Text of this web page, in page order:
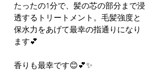
たったの1分で、髪の芯の部分まで浸
透するトリートメント。毛髪強度と
保水力をあげて最幸の指通りになり
ます💕
香りも最幸です😊💕✨